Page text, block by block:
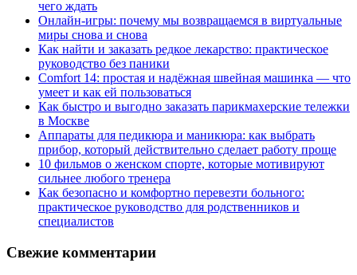
чего ждать
Онлайн-игры: почему мы возвращаемся в виртуальные
миры снова и снова
Как найти и заказать редкое лекарство: практическое
руководство без паники
Comfort 14: простая и надёжная швейная машинка — что
умеет и как ей пользоваться
Как быстро и выгодно заказать парикмахерские тележки
в Москве
Аппараты для педикюра и маникюра: как выбрать
прибор, который действительно сделает работу проще
10 фильмов о женском спорте, которые мотивируют
сильнее любого тренера
Как безопасно и комфортно перевезти больного:
практическое руководство для родственников и
специалистов
Свежие комментарии